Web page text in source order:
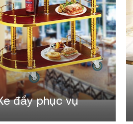
đẩy phục vụ